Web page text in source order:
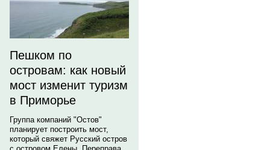
Пешком по
островам: как новый
мост изменит туризм
в Приморье
Группа компаний "Остов"
планирует построить мост,
который свяжет Русский остров